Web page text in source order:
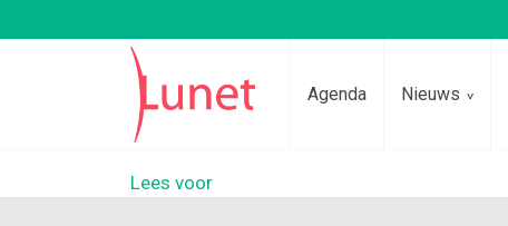
Agenda Nieuws
Lees voor